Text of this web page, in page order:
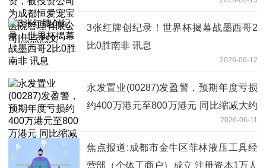
3张红牌创纪录！世界杯揭幕战墨西哥2
比0胜南非 讯息
2026-06-12
永发置业(00287)发盈警，预期年度亏损
约400万港元至800万港元 同比缩减大约
2026-06-11
焦点报道:成都市金牛区菲林液压工具经
营部（个体工商户）成立 注册资本1万人